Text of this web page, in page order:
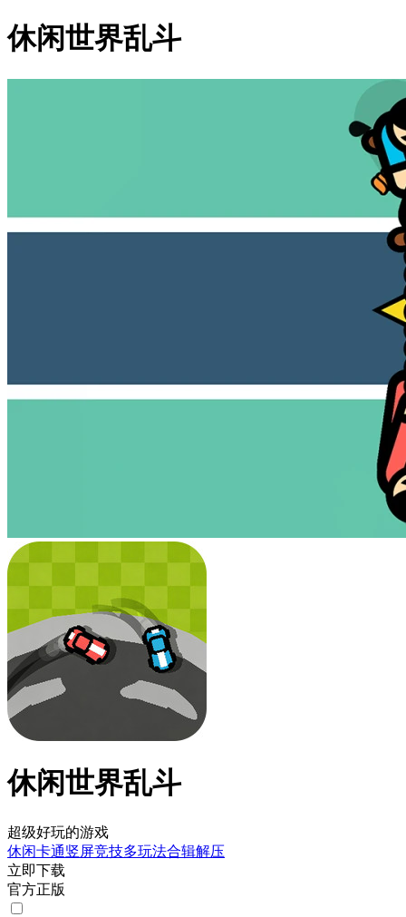
休闲世界乱斗
休闲世界乱斗
超级好玩的游戏
休闲卡通竖屏竞技多玩法合辑解压
立即下载
官方正版